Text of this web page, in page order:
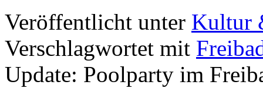
Veröffentlicht unter Kultur
Verschlagwortet mit
Update: Poolparty im